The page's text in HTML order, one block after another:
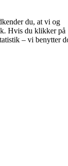
du, at vi og
Hvis du klikker på
– vi benytter